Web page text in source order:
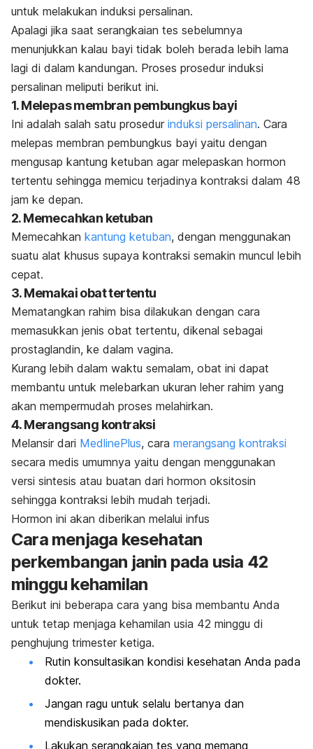
untuk melakukan induksi persalinan.
Apalagi jika saat serangkaian tes sebelumnya
menunjukkan kalau bayi tidak boleh berada lebih lama
lagi di dalam kandungan. Proses prosedur induksi
persalinan meliputi berikut ini.
1. Melepas membran pembungkus bayi
Ini adalah salah satu prosedur induksi persalinan. Cara
melepas membran pembungkus bayi yaitu dengan
mengusap kantung ketuban agar melepaskan hormon
tertentu sehingga memicu terjadinya kontraksi dalam 48
jam ke depan.
2. Memecahkan ketuban
Memecahkan kantung ketuban, dengan menggunakan
suatu alat khusus supaya kontraksi semakin muncul lebih
cepat.
3. Memakai obat tertentu
Mematangkan rahim bisa dilakukan dengan cara
memasukkan jenis obat tertentu, dikenal sebagai
prostaglandin, ke dalam vagina.
Kurang lebih dalam waktu semalam, obat ini dapat
membantu untuk melebarkan ukuran leher rahim yang
akan mempermudah proses melahirkan.
4. Merangsang kontraksi
Melansir dari MedlinePlus, cara merangsang kontraksi
secara medis umumnya yaitu dengan menggunakan
versi sintesis atau buatan dari hormon oksitosin
sehingga kontraksi lebih mudah terjadi.
Hormon ini akan diberikan melalui infus
Cara menjaga kesehatan
perkembangan janin pada usia 42
minggu kehamilan
Berikut ini beberapa cara yang bisa membantu Anda
untuk tetap menjaga kehamilan usia 42 minggu di
penghujung trimester ketiga.
Rutin konsultasikan kondisi kesehatan Anda pada
dokter.
Jangan ragu untuk selalu bertanya dan
mendiskusikan pada dokter.
Lakukan serangkaian tes yang memang